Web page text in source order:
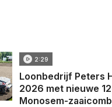
2:29
Loonbedrijf Peters
2026 met nieuwe
Monosem-